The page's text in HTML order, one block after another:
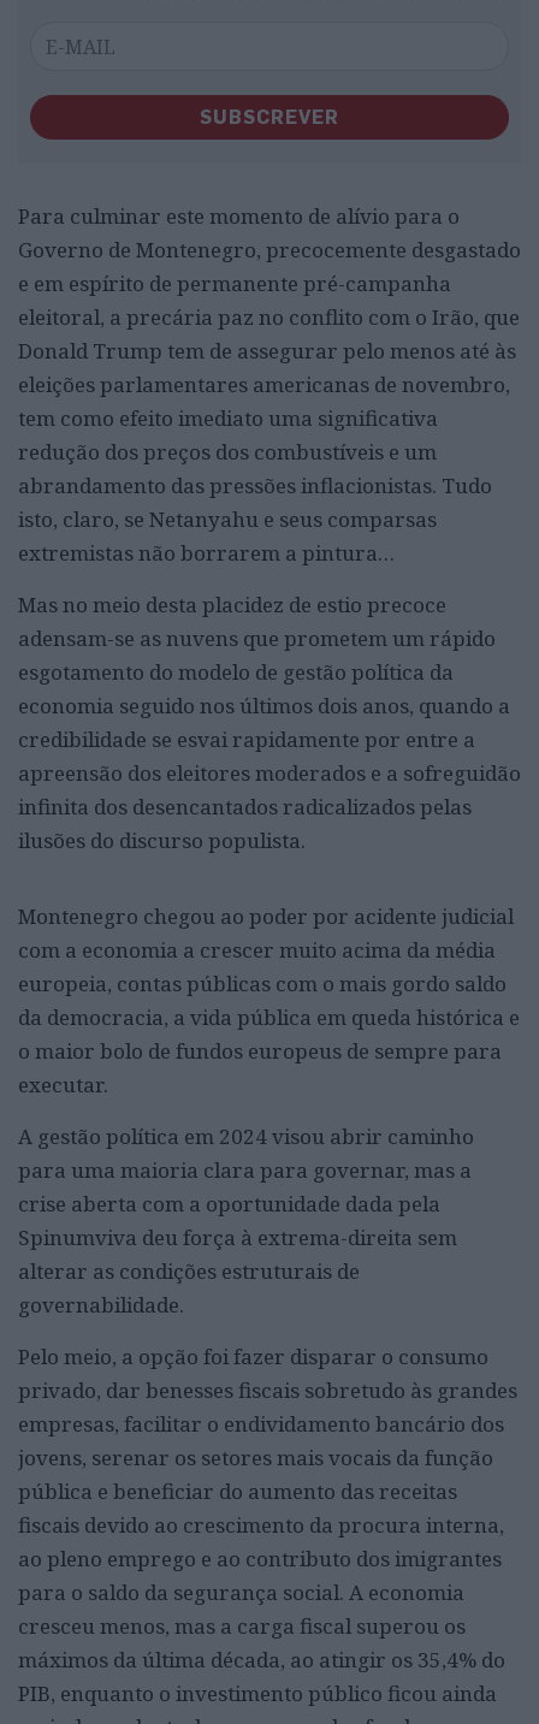
SUBSCREVER
Para culminar este momento de alívio para o
Governo de Montenegro, precocemente desgastado
e em espírito de permanente pré-campanha
eleitoral, a precária paz no conflito com o Irão, que
Donald Trump tem de assegurar pelo menos até às
eleições parlamentares americanas de novembro,
tem como efeito imediato uma significativa
redução dos preços dos combustíveis e um
abrandamento das pressões inflacionistas. Tudo
isto, claro, se Netanyahu e seus comparsas
extremistas não borrarem a pintura…
Mas no meio desta placidez de estio precoce
adensam-se as nuvens que prometem um rápido
esgotamento do modelo de gestão política da
economia seguido nos últimos dois anos, quando a
credibilidade se esvai rapidamente por entre a
apreensão dos eleitores moderados e a sofreguidão
infinita dos desencantados radicalizados pelas
ilusões do discurso populista.
Montenegro chegou ao poder por acidente judicial
com a economia a crescer muito acima da média
europeia, contas públicas com o mais gordo saldo
da democracia, a vida pública em queda histórica e
o maior bolo de fundos europeus de sempre para
executar.
A gestão política em 2024 visou abrir caminho
para uma maioria clara para governar, mas a
crise aberta com a oportunidade dada pela
Spinumviva deu força à extrema-direita sem
alterar as condições estruturais de
governabilidade.
Pelo meio, a opção foi fazer disparar o consumo
privado, dar benesses fiscais sobretudo às grandes
empresas, facilitar o endividamento bancário dos
jovens, serenar os setores mais vocais da função
pública e beneficiar do aumento das receitas
fiscais devido ao crescimento da procura interna,
ao pleno emprego e ao contributo dos imigrantes
para o saldo da segurança social. A economia
cresceu menos, mas a carga fiscal superou os
máximos da última década, ao atingir os 35,4% do
PIB, enquanto o investimento público ficou ainda